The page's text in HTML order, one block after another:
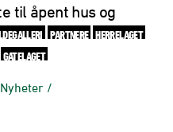
til åpent hus og
PARTNERE HERRELAGET
GATELAGET
Nyheter /